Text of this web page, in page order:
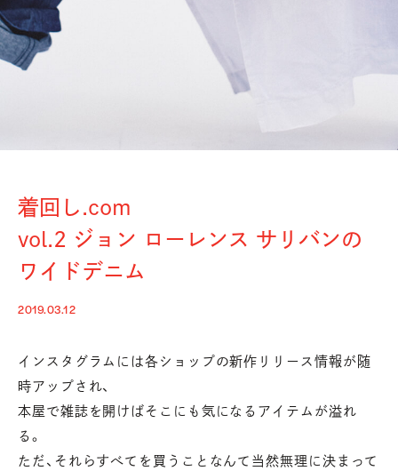
着回し.com
vol.2 ジョン ローレンス サリバンの
ワイドデニム
2019.03.12
インスタグラムには各ショップの新作リリース情報が随
時アップされ、
本屋で雑誌を開けばそこにも気になるアイテムが溢れ
る。
ただ、それらすべてを買うことなんて当然無理に決まって